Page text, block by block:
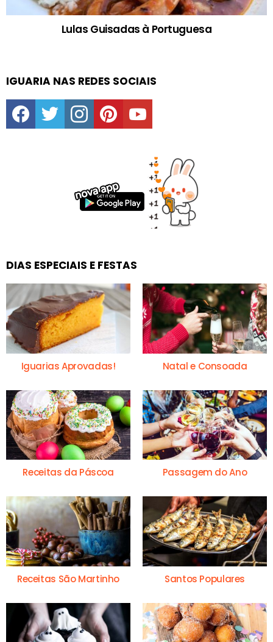
Lulas Guisadas à Portuguesa
IGUARIA NAS REDES SOCIAIS
facebooktwitter instagrampinterestyoutube
DIAS ESPECIAIS E FESTAS
Iguarias Aprovadas! Natal e Consoada
Receitas da Páscoa Passagem do Ano
Receitas São Martinho Santos Populares